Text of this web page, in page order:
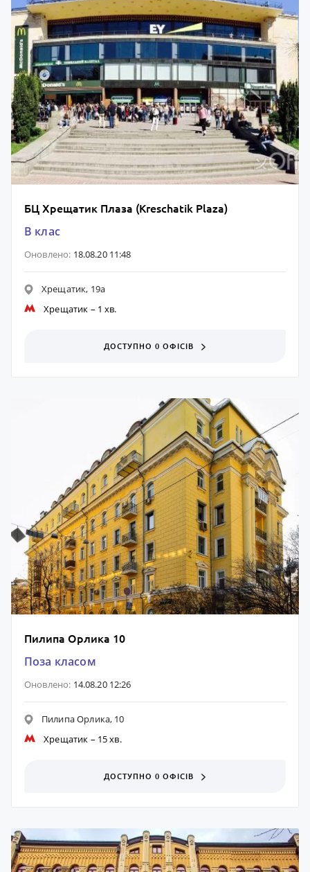
БЦ Хрещатик Плаза (Kreschatik Plaza)
B клас
Оновлено: 18.08.20 11:48
Хрещатик, 19а
Хрещатик – 1 хв.
ДОСТУПНО 0 ОФІСІВ
Пилипа Орлика 10
Поза класом
Оновлено: 14.08.20 12:26
Пилипа Орлика, 10
Хрещатик – 15 хв.
ДОСТУПНО 0 ОФІСІВ